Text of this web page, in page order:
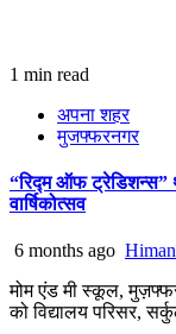
1 min read
अपना शहर
मुजफ्फरनगर
“रिद्म ऑफ ट्रेडिशन्स”
वार्षिकोत्सव
6 months ago
मोम एंड मी स्कूल,
को विद्यालय परिसर,